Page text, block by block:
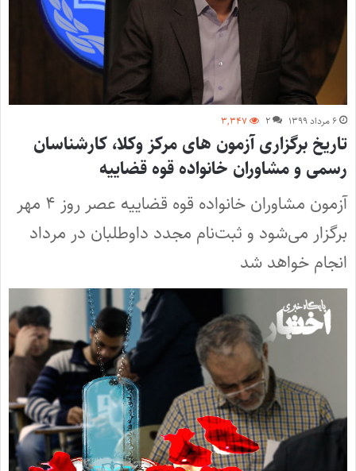
۶ مرداد ۱۳۹۹ ۲ ۳,۳۴۷
تاریخ برگزاری آزمون های مرکز وکلا، کارشناسان
رسمی و مشاوران خانواده قوه قضاییه
آزمون مشاوران خانواده قوه قضاییه عصر روز ۴ مهر
برگزار می‌شود و ثبت‌نام مجدد داوطلبان در مرداد
انجام خواهد شد